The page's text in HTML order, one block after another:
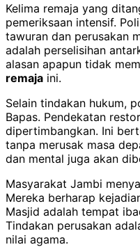
Kelima remaja yang
pemeriksaan intensif.
tawuran dan perusakan
adalah perselisihan
alasan apapun tidak
remaja ini.
Selain tindakan hukum,
Bapas. Pendekatan
dipertimbangkan. Ini
tanpa merusak masa
dan mental juga akan
Masyarakat Jambi
Mereka berharap
Masjid adalah tempat
Tindakan perusakan
nilai agama.